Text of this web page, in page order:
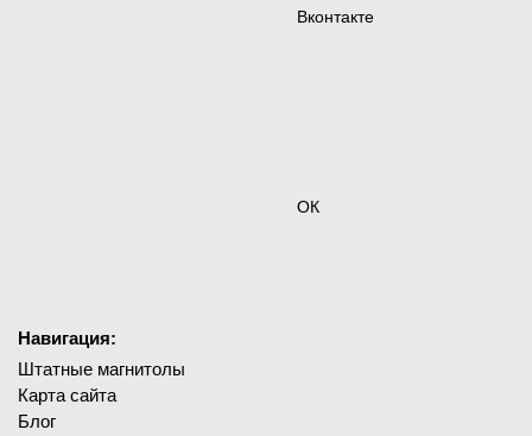
Вконтакте
ОК
Навигация:
Штатные магнитолы
Карта сайта
Блог